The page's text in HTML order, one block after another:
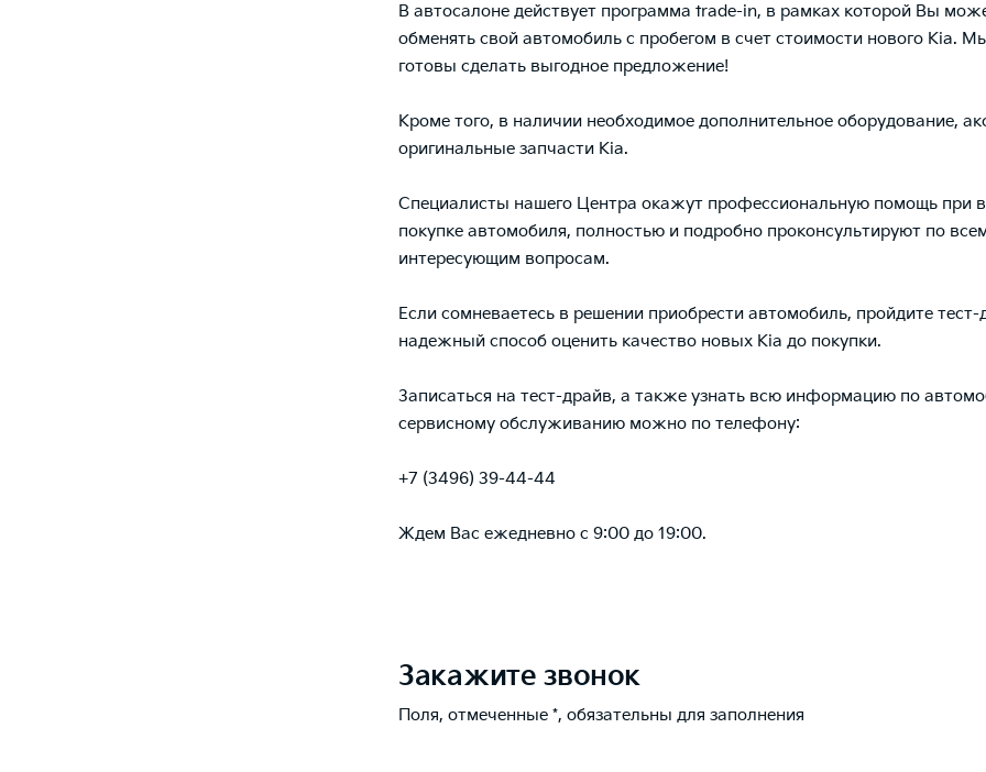
В автосалоне действует программа trade-in, в рамках которой Вы
обменять свой автомобиль с пробегом в счет стоимости нового Кia.
готовы сделать выгодное предложение!
Кроме того, в наличии необходимое дополнительное оборудование,
оригинальные запчасти Kia.
Специалисты нашего Центра окажут профессиональную помощь при
покупке автомобиля, полностью и подробно проконсультируют по
интересующим вопросам.
Если сомневаетесь в решении приобрести автомобиль, пройдите
надежный способ оценить качество новых Kia до покупки.
Записаться на тест-драйв, а также узнать всю информацию по
сервисному обслуживанию можно по телефону:
+7 (3496) 39-44-44
Ждем Вас ежедневно с 9:00 до 19:00.
Закажите звонок
Поля, отмеченные *, обязательны для заполнения